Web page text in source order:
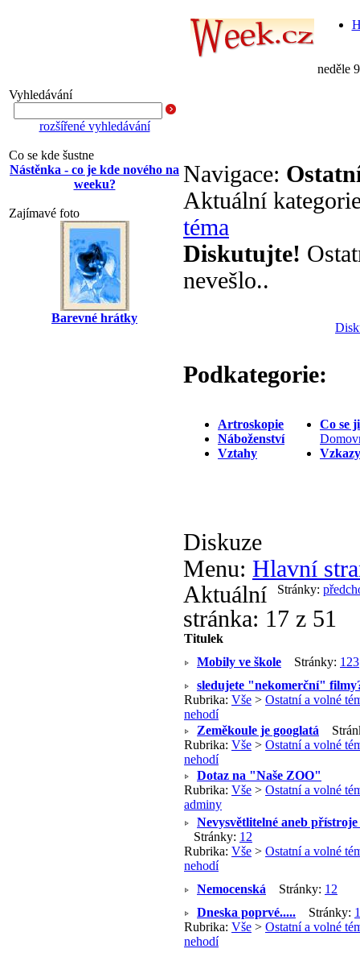
neděle
Vyhledávání
rozšířené vyhledávání
Co se kde šustne
Nástěnka - co je kde nového na
weeku?
Zajímavé foto
Barevné hrátky
Navigace:
Aktuální
téma
Diskutujte!
nevešlo..
Podkategorie:
Artroskopie
Náboženství
Vztahy
Co se
Diskuze
Menu: Hlavní
Stránky:
Aktuální
stránka: 17 z 51
Titulek
Mobily ve škole
Stránky: 1 23
sledujete "nekomerční"
Rubrika: Vše > Ostatní a volné
nehodí
Zeměkoule je googlatá
Rubrika: Vše > Ostatní a volné
nehodí
Dotaz na "Naše ZOO"
Rubrika: Vše > Ostatní a volné
adminy
Nevysvětlitelné aneb
Stránky: 1 2
Rubrika: Vše > Ostatní a volné
nehodí
Nemocenská
Stránky: 1 2
Dneska poprvé.....
Stránky: 1
Rubrika: Vše > Ostatní a volné
nehodí